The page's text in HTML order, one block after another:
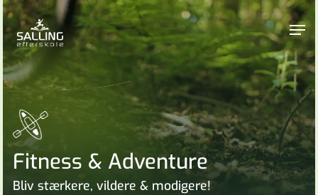
Skip
to
main
content
Fitness & Adventure
Bliv stærkere, vildere & modigere!